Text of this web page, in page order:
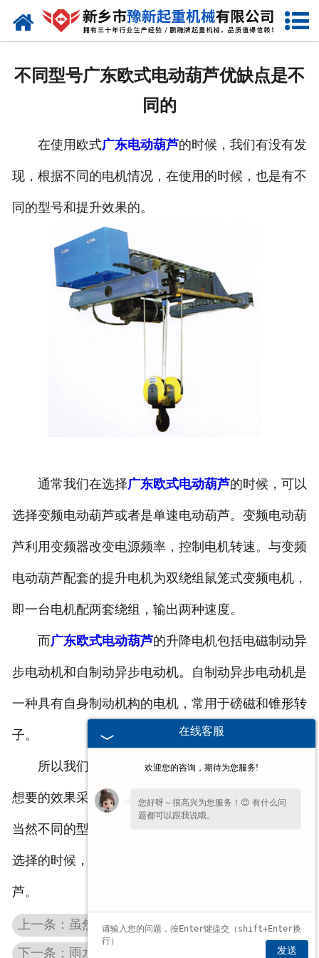
网站首页
联系我们
不同型号广东欧式电动葫芦优缺点是不
同的
在使用欧式广东电动葫芦的时候，我们有没有发
现，根据不同的电机情况，在使用的时候，也是有不
同的型号和提升效果的。
通常我们在选择广东欧式电动葫芦的时候，可以
选择变频电动葫芦或者是单速电动葫芦。变频电动葫
芦利用变频器改变电源频率，控制电机转速。与变频
电动葫芦配套的提升电机为双绕组鼠笼式变频电机，
即一台电机配两套绕组，输出两种速度。
而广东欧式电动葫芦的升降电机包括电磁制动异
步电动机和自制动异步电动机。自制动异步电动机是
一种具有自身制动机构的电机，常用于磅磁和锥形转
子。
所以我们在选择这个产品的时候，可以根据自己
想要的效果采用不用的电机结构和不同的变速方式。
当然不同的型号，优缺点也是不一样的，所以我们在
选择的时候，可以根据自己的需求选择欧式电动葫
芦。
上一条：虽然广东桥式起重机型号不一样但是优势一样
下一条：雨水天气你对广东防爆电动葫芦有保护吗
在线客服
欢迎您的咨询，期待为您服务!
您好呀～很高兴为您服务！😊 有什么问
题都可以跟我说哦。
发送